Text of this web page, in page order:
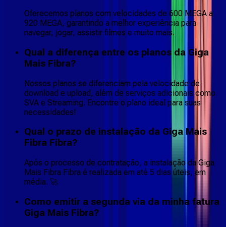
Oferecemos planos com velocidades de 600 MEGA a
920 MEGA, garantindo a melhor experiência para
navegar, jogar, assistir filmes e muito mais.
Qual a diferença entre os planos da Giga
Mais Fibra?
Nossos planos se diferenciam pela velocidade de
download e upload, além de serviços adicionais como
SVA e Streaming. Encontre o plano ideal para suas
necessidades!
Qual o prazo de instalação da Giga Mais
Fibra Fibra?
Após o processo de contratação, a instalação da Giga
Mais Fibra Fibra é realizada em até 5 dias úteis, em
média. 🚀
Como emitir a segunda via da minha fatura
Giga Mais Fibra?